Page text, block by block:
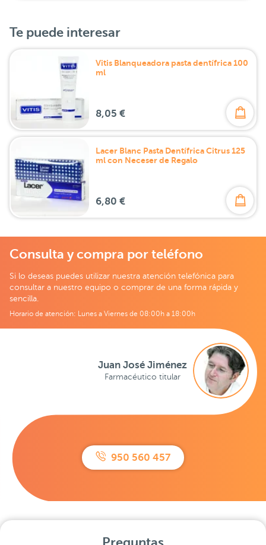
Te puede interesar
Vitis Blanqueadora pasta dentífrica 100
ml
8,05 €
Lacer Blanc Pasta Dentífrica Citrus 125
ml con Neceser de Regalo
6,80 €
Consulta y compra por teléfono
Si lo deseas puedes utilizar nuestra atención telefónica para
consultar a nuestro equipo o comprar de una forma rápida y
sencilla.
Horario de atención: Lunes a Viernes de 08:00h a 18:00h
950 560 457
Juan José Jiménez
Farmacéutico titular